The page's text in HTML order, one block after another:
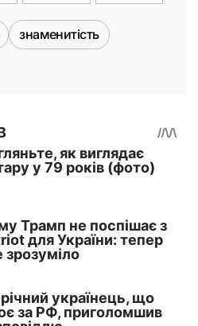
знаменитість